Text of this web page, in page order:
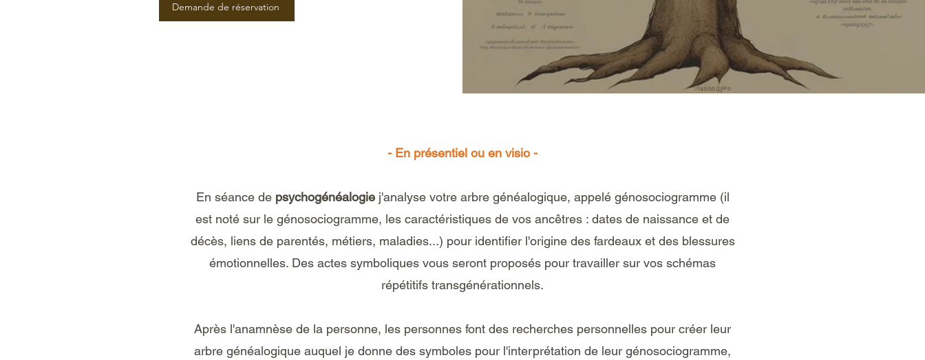
Demande de réservation
- En présentiel ou en visio -
En séance de psychogénéalogiej'analyse votre arbre généalogique, appelé génosociogramme (il
est noté sur le génosociogramme, les caractéristiques de vos ancêtres : dates de naissance et de
décès, liens de parentés, métiers, maladies...) pour identifier l'origine des fardeaux et des blessures
émotionnelles. Des actes symboliques vous seront proposés pour travailler sur vos schémas
répétitifs transgénérationnels.
Après l'anamnèse de la personne, les personnes font des recherches personnelles pour créer leur
arbre généalogique auquel je donne des symboles pour l'interprétation de leur génosociogramme,